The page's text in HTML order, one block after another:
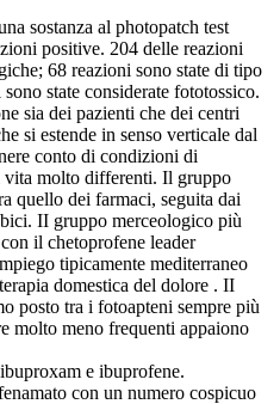
sostanza al photopatch test
positive. 204 delle reazioni
68 reazioni sono state di tipo
state considerate fototossico.
sia dei pazienti che dei centri
si estende in senso verticale dal
conto di condizioni di
molto differenti. Il gruppo
quello dei farmaci, seguita dai
II gruppo merceologico più
il chetoprofene leader
tipicamente mediterraneo
domestica del dolore . II
posto tra i fotoapteni sempre più
molto meno frequenti appaiono
e ibuprofene.
con un numero cospicuo